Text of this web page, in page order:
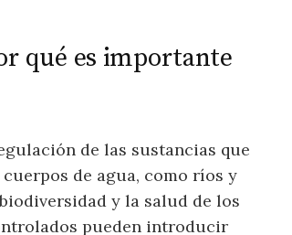
qué es importante
de las sustancias que
de agua, como ríos y
y la salud de los
pueden introducir